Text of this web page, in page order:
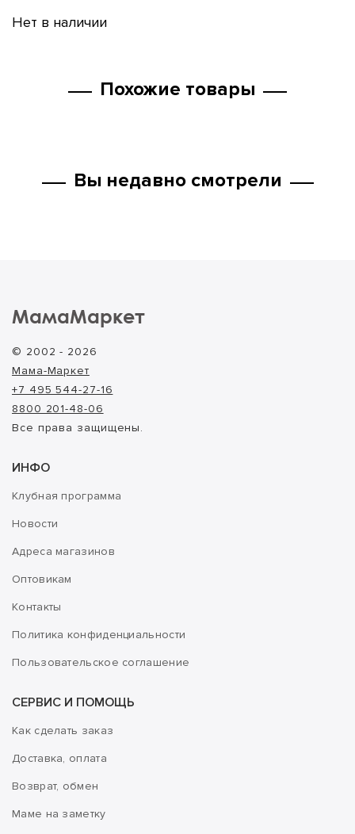
Нет в наличии
Похожие товары
Вы недавно смотрели
МамаМаркет
© 2002 - 2026
Мама-Маркет
+7 495 544-27-16
8800 201-48-06
Все права защищены.
ИНФО
Клубная программа
Новости
Адреса магазинов
Оптовикам
Контакты
Политика конфиденциальности
Пользовательское соглашение
СЕРВИС И ПОМОЩЬ
Как сделать заказ
Доставка, оплата
Возврат, обмен
Маме на заметку